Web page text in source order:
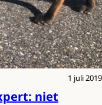
1 juli 2019
niet